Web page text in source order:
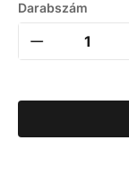
Darabszám